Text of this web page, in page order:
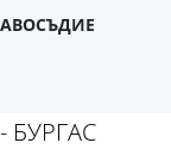
БУРГАС